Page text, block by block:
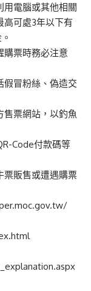
電腦或其他相關
高可處3年以下有
購票時務必注意
假冒粉絲、偽造交
售票網站，以釣魚
Code付款碼等
票販售或遭遇購票